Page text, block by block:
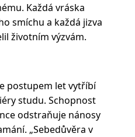
Každá vráska
smíchu a každá jizva
životním výzvám.
postupem let vytříbí
studu. Schopnost
odstraňuje nánosy
„Sebedůvěra v